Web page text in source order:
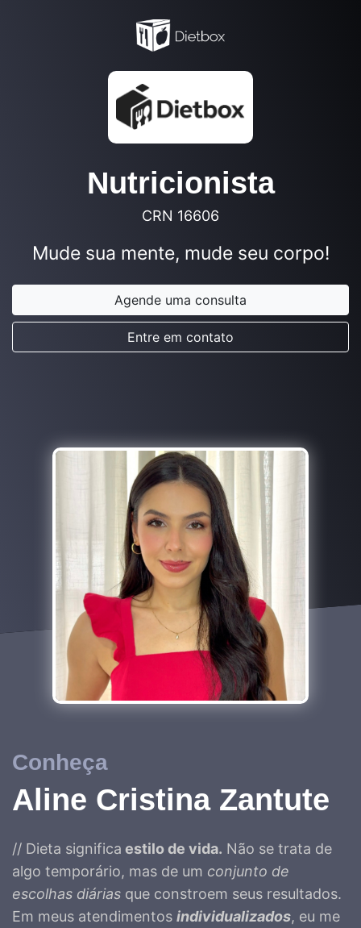
Nutricionista
CRN 16606
Mude sua mente, mude seu corpo!
Agende uma consulta
Entre em contato
Conheça
Aline Cristina Zantute
// Dieta significa estilo de vida. Não se trata de
algo temporário, mas de um conjunto de
escolhas diárias que constroem seus resultados.
Em meus atendimentos individualizados, eu me